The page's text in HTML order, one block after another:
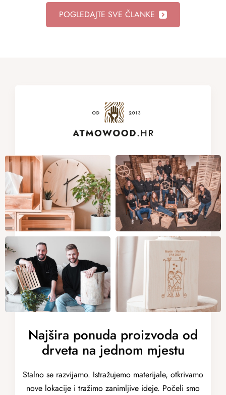
POGLEDAJTE SVE ČLANKE
Najšira ponuda proizvoda od
drveta na jednom mjestu
Stalno se razvijamo. Istražujemo materijale, otkrivamo
nove lokacije i tražimo zanimljive ideje. Počeli smo